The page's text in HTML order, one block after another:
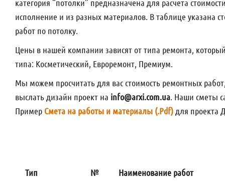
категория “потолки” предназначена для расчета
исполнение и из разных материалов. В таблице указана
работ по потолку.
Цены в нашей компании зависят от типа ремонта,
типа: Косметический, Евроремонт, Премиум.
Мы можем просчитать для вас стоимость ремонтных
выслать дизайн проект на info@arxi.com.ua. Наши сметы
Пример Смета на работы и материалы (.Pdf) для проекта
Тип № Наименование работ